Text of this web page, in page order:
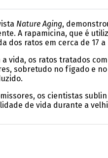
Nature Aging,
A rapamicina, que é
dos ratos em cerca de 17
vida, os ratos tratados
sobretudo no fígado e
os cientistas
de vida durante a